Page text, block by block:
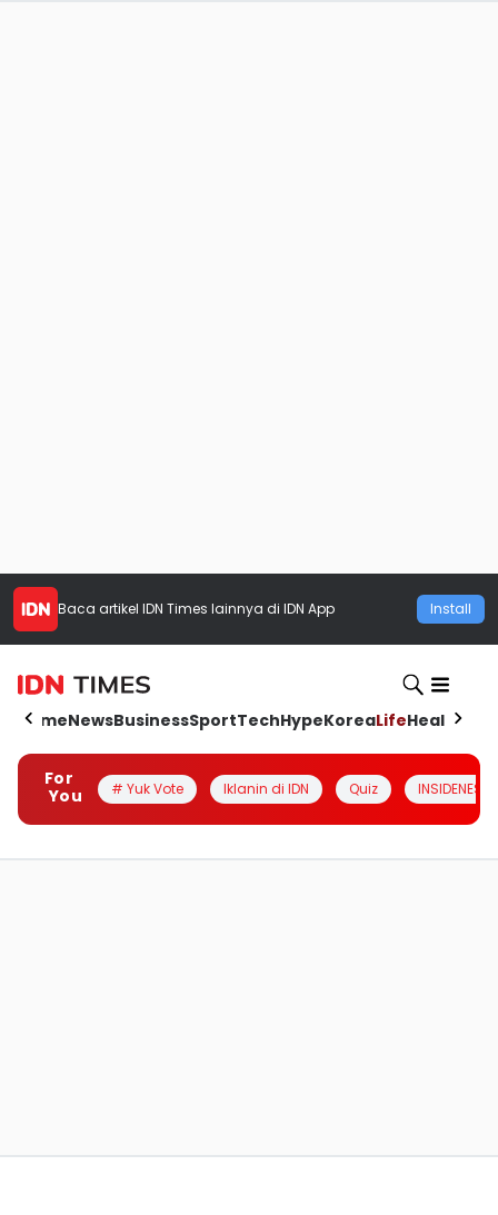
Baca artikel IDN Times lainnya di IDN App Install
HomeNewsBusinessSportTechHypeKoreaLifeHealth
For
You
# Yuk Vote Iklanin di IDN Quiz INSIDENESIA